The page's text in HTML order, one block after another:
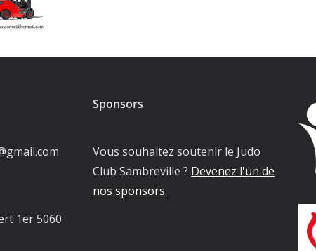
1er 5060
Sponsors
Vous souhaitez soutenir le Judo
Club Sambreville ? Devenez l'un de
nos sponsors.